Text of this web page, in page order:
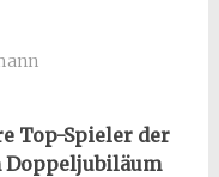
Top-Spieler der
Doppeljubiläum